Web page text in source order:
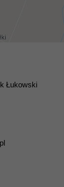
Łukowski